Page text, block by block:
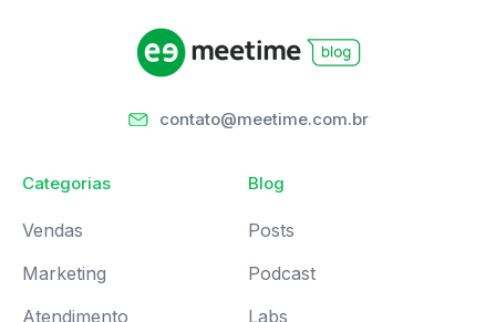
contato@meetime.com.br
Categorias
Vendas
Marketing
Atendimento
Blog
Posts
Podcast
Labs